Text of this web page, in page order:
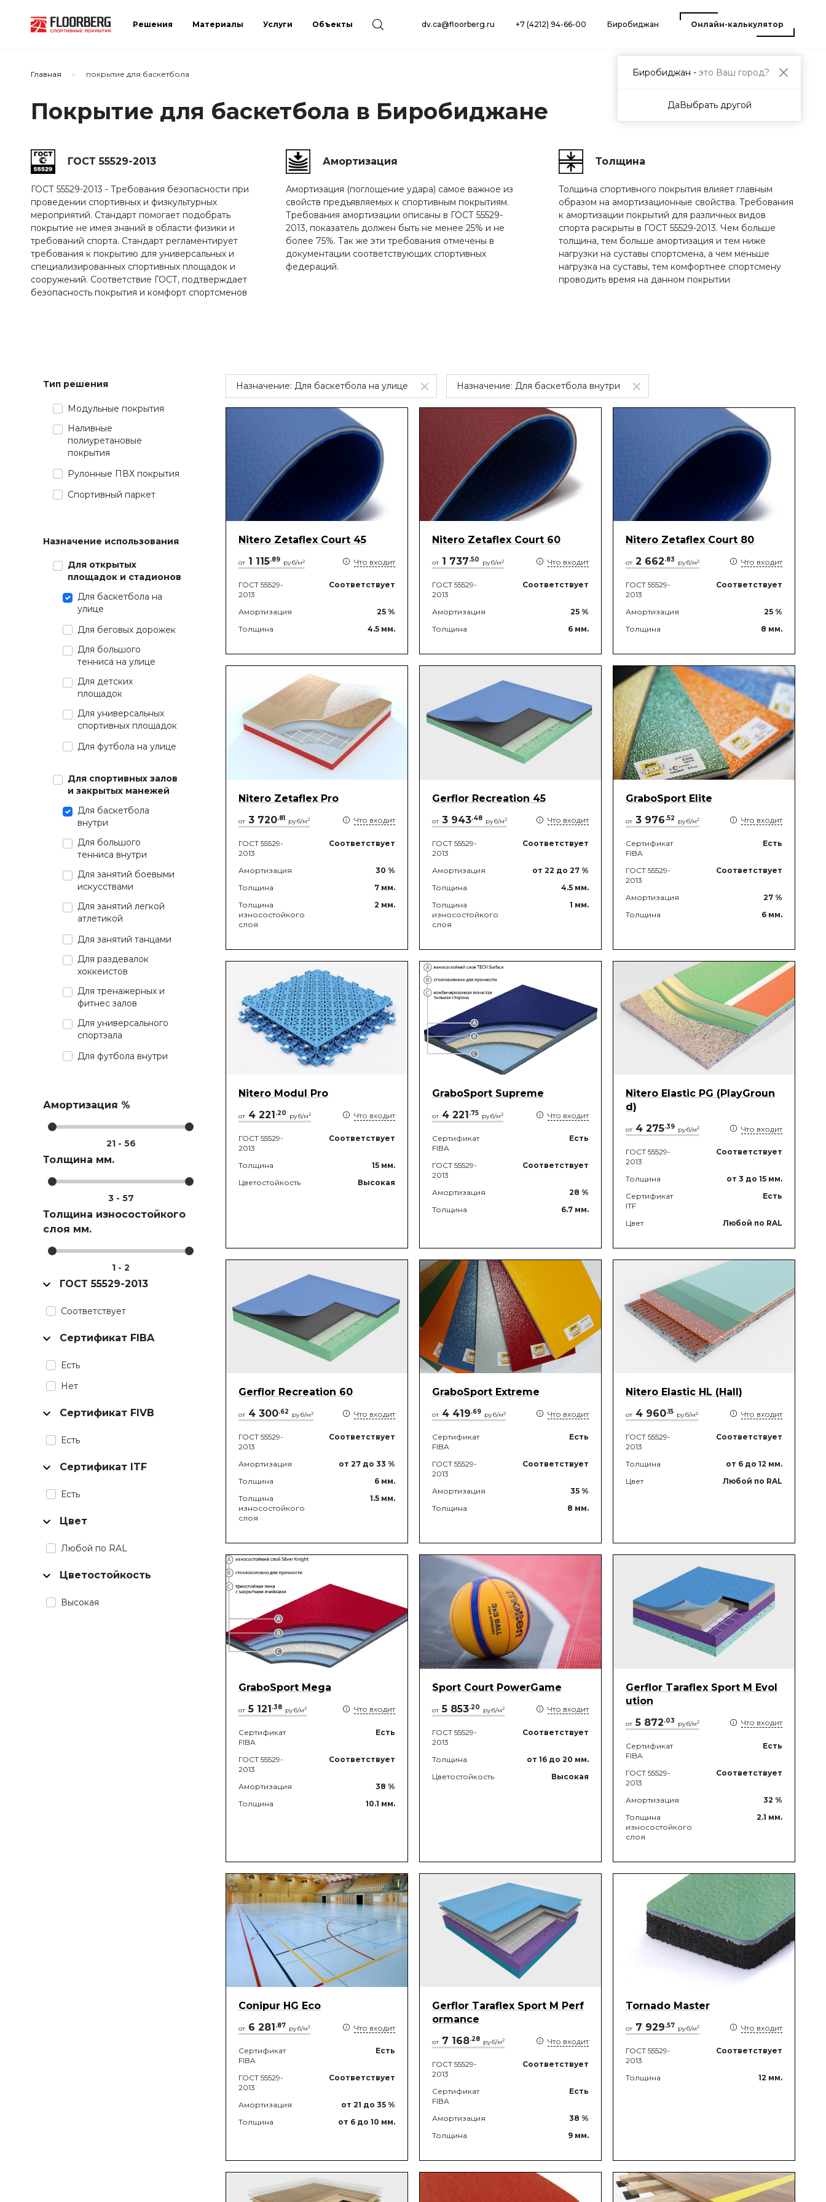
Решения Материалы Услуги Объекты dv.ca@floorberg.ru +7 (4212) 94-66-00 Биробиджан Онлайн-калькулятор
Главная покрытие для баскетбола
Покрытие для баскетбола в Биробиджане
ГОСТ 55529-2013
ГОСТ 55529-2013 - Требования безопасности при
проведении спортивных и физкультурных
мероприятий. Стандарт помогает подобрать
покрытие не имея знаний в области физики и
требований спорта. Стандарт регламентирует
требования к покрытию для универсальных и
специализированных спортивных площадок и
сооружений. Соответствие ГОСТ, подтверждает
безопасность покрытия и комфорт спортсменов
Амортизация
Амортизация (поглощение удара) самое важное из
свойств предъявляемых к спортивным покрытиям.
Требования амортизации описаны в ГОСТ 55529-
2013, показатель должен быть не менее 25% и не
более 75%. Так же эти требования отмечены в
документации соответствующих спортивных
федераций.
Толщина
Толщина спортивного покрытия влияет главным
образом на амортизационные свойства. Требования
к амортизации покрытий для различных видов
спорта раскрыты в ГОСТ 55529-2013. Чем больше
толщина, тем больше амортизация и тем ниже
нагрузки на суставы спортсмена, а чем меньше
нагрузка на суставы, тем комфортнее спортсмену
проводить время на данном покрытии
Тип решения
Модульные покрытия
Наливные
полиуретановые
покрытия
Рулонные ПВХ покрытия
Спортивный паркет
Назначение использования
Для открытых
площадок и стадионов
Для баскетбола на
улице
Для беговых дорожек
Для большого
тенниса на улице
Для детских
площадок
Для универсальных
спортивных площадок
Для футбола на улице
Для спортивных залов
и закрытых манежей
Для баскетбола
внутри
Для большого
тенниса внутри
Для занятий боевыми
искусствами
Для занятий легкой
атлетикой
Для занятий танцами
Для раздевалок
хоккеистов
Для тренажерных и
фитнес залов
Для универсального
спортзала
Для футбола внутри
Амортизация %
21- 56
Толщина мм.
3- 57
Толщина износостойкого
слоя мм.
1 - 2
ГОСТ 55529-2013
Соответствует
Сертификат FIBA
Есть
Нет
Сертификат FIVB
Есть
Сертификат ITF
Есть
Цвет
Любой по RAL
Цветостойкость
Высокая
Сортировать по:
Сбросить Применить
Назначение: Для баскетбола на улице Назначение: Для баскетбола внутри
Nitero Zetaflex Court 45
от 1 115.89 руб/м2 Что входит
ГОСТ 55529-
2013
Соответствует
Амортизация 25 %
Толщина
4.5 мм.
Nitero Zetaflex Court 60
от 1 737.50 руб/м2 Что входит
ГОСТ 55529-
2013
Соответствует
Амортизация 25 %
Толщина
6 мм.
Nitero Zetaflex Court 80
от 2 662.83 руб/м2 Что входит
ГОСТ 55529-
2013
Соответствует
Амортизация 25 %
Толщина
8 мм.
Nitero Zetaflex Pro
от 3 720.81 руб/м2 Что входит
ГОСТ 55529-
2013
Соответствует
Амортизация 30 %
Толщина
7 мм.
Толщина
износостойкого
слоя
2 мм.
Gerflor Recreation 45
от 3 943.48 руб/м2 Что входит
ГОСТ 55529-
2013
Соответствует
Амортизация от 22 до 27 %
Толщина
4.5 мм.
Толщина
износостойкого
слоя
1 мм.
GraboSport Elite
от 3 976.52 руб/м2 Что входит
Сертификат
FIBA
Есть
ГОСТ 55529-
2013
Соответствует
Амортизация 27 %
Толщина
6 мм.
Nitero Modul Pro
от 4 221.20 руб/м2 Что входит
ГОСТ 55529-
2013
Соответствует
Толщина 15 мм.
Цветостойкость
Высокая
GraboSport Supreme
от 4 221.75 руб/м2 Что входит
Сертификат
FIBA
Есть
ГОСТ 55529-
2013
Соответствует
Амортизация 28 %
Толщина
6.7 мм.
Nitero Elastic PG (PlayGroun
d)
от 4 275.39 руб/м2 Что входит
ГОСТ 55529-
2013
Соответствует
Толщина от 3 до 15 мм.
Сертификат
ITF
Есть
Цвет Любой по RAL
Gerflor Recreation 60
от 4 300.62 руб/м2 Что входит
ГОСТ 55529-
2013
Соответствует
Амортизация от 27 до 33 %
Толщина
6 мм.
Толщина
износостойкого
слоя
1.5 мм.
GraboSport Extreme
от 4 419.69 руб/м2 Что входит
Сертификат
FIBA
Есть
ГОСТ 55529-
2013
Соответствует
Амортизация 35 %
Толщина
8 мм.
Nitero Elastic HL (Hall)
от 4 960.15 руб/м2 Что входит
ГОСТ 55529-
2013
Соответствует
Толщина от 6 до 12 мм.
Цвет
Любой по RAL
GraboSport Mega
от 5 121.38 руб/м2 Что входит
Сертификат
FIBA
Есть
ГОСТ 55529-
2013
Соответствует
Амортизация 38 %
Толщина
10.1 мм.
Sport Court PowerGame
от 5 853.20 руб/м2 Что входит
ГОСТ 55529-
2013
Соответствует
Толщина от 16 до 20 мм.
Цветостойкость
Высокая
Gerflor Taraflex Sport M Evol
ution
от 5 872.03 руб/м2 Что входит
Сертификат
FIBA
Есть
ГОСТ 55529-
2013
Соответствует
Амортизация 32 %
Толщина
износостойкого
слоя
2.1 мм.
Conipur HG Eco
от 6 281 .87 руб/м2 Что входит
Сертификат
FIBA
Есть
ГОСТ 55529-
2013
Соответствует
Амортизация от 21 до 35 %
Толщина
от 6 до 10 мм.
Gerflor Taraflex Sport M Perf
ormance
от 7 168.28 руб/м2 Что входит
ГОСТ 55529-
2013
Соответствует
Сертификат
FIBA
Есть
Амортизация 38 %
Толщина
9 мм.
Tornado Master
от 7 929.57 руб/м2 Что входит
ГОСТ 55529-
2013
Соответствует
Толщина 12 мм.
Биробиджан - это Ваш город?
ДаВыбрать другой